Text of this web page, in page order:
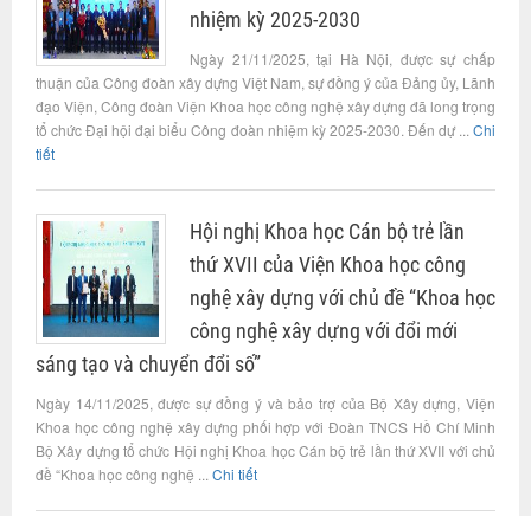
nhiệm kỳ 2025-2030
Ngày 21/11/2025, tại Hà Nội, được sự chấp
thuận của Công đoàn xây dựng Việt Nam, sự đồng ý của Đảng ủy, Lãnh
đạo Viện, Công đoàn Viện Khoa học công nghệ xây dựng đã long trọng
tổ chức Đại hội đại biểu Công đoàn nhiệm kỳ 2025-2030. Đến dự ... Chi
tiết
Hội nghị Khoa học Cán bộ trẻ lần
thứ XVII của Viện Khoa học công
nghệ xây dựng với chủ đề “Khoa học
công nghệ xây dựng với đổi mới
sáng tạo và chuyển đổi số”
Ngày 14/11/2025, được sự đồng ý và bảo trợ của Bộ Xây dựng, Viện
Khoa học công nghệ xây dựng phối hợp với Đoàn TNCS Hồ Chí Minh
Bộ Xây dựng tổ chức Hội nghị Khoa học Cán bộ trẻ lần thứ XVII với chủ
đề “Khoa học công nghệ ... Chi tiết